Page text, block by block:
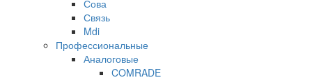
Сова
Связь
Mdi
Профессиональные
Аналоговые
COMRADE